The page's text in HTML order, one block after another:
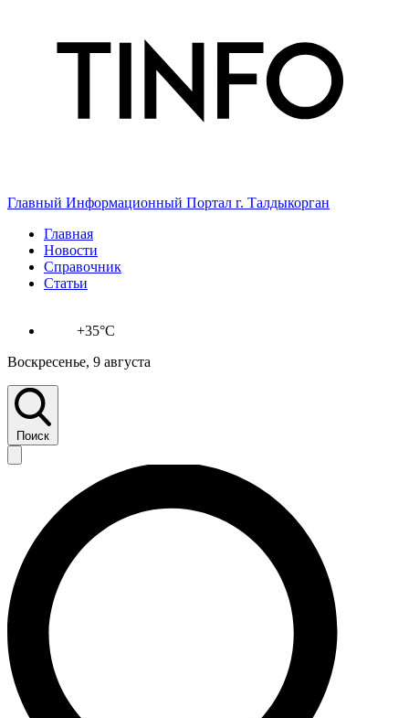
Главный Информационный Портал г. Талдыкорган
Главная
Новости
Справочник
Статьи
+35°C
Воскресенье, 9 августа
Поиск